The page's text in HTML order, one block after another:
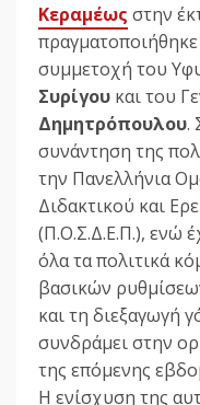
Κεραμέως στην
συμμετοχή του
Συρίγου και του
Δημητρόπουλου.
συνάντηση της
την Πανελλήνια
Διδακτικού και
(Π.Ο.Σ.Δ.Ε.Π.), ενώ
όλα τα πολιτικά
βασικών
και τη διεξαγωγή
συνδράμει στην
της επόμενης
Η ενίσχυση της